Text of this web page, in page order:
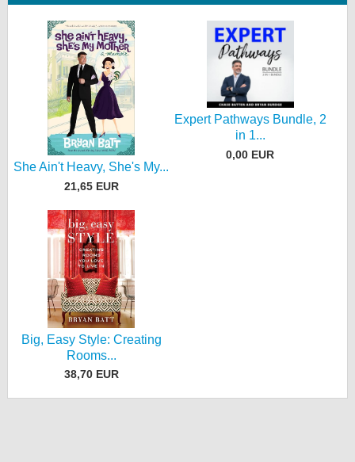
She Ain't Heavy, She's My...
21,65 EUR
Expert Pathways Bundle, 2
in 1...
0,00 EUR
Big, Easy Style: Creating
Rooms...
38,70 EUR